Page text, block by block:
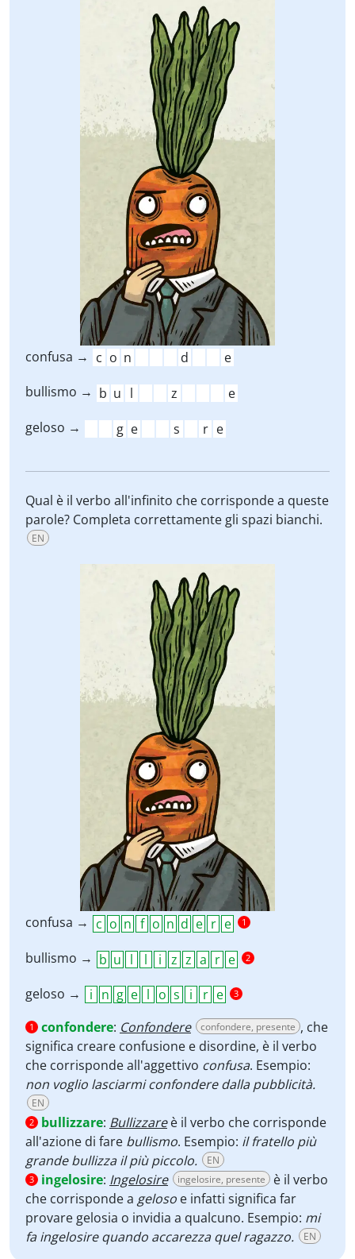
confusa →
bullismo →
geloso →
Qual è il verbo all'infinito che corrisponde a queste
parole? Completa correttamente gli spazi bianchi.
EN
confusa → 1
bullismo → 2
geloso → 3
1 confondere: Confondere confondere, presente , che
significa creare confusione e disordine, è il verbo
che corrisponde all'aggettivo confusa. Esempio:
non voglio lasciarmi confondere dalla pubblicità.
EN
2 bullizzare: Bullizzare è il verbo che corrisponde
all'azione di fare bullismo. Esempio: il fratello più
grande bullizza il più piccolo.
EN
3 ingelosire: Ingelosire ingelosire, presente
è il verbo
che corrisponde a geloso e infatti significa far
provare gelosia o invidia a qualcuno. Esempio: mi
fa ingelosire quando accarezza quel ragazzo.
EN